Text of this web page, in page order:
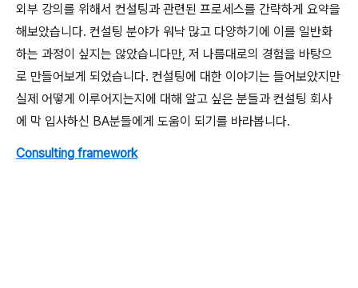
외부 강의를 위해서 컨설팅과 관련된 프로세스를 간략하게 요약을
해보았습니다. 컨설팅 분야가 워낙 많고 다양하기에 이를 일반화
하는 과정이 싶지는 않았습니다만, 저 나름대로의 경험을 바탕으
로 만들어보게 되었습니다. 컨설팅에 대한 이야기는 들어보았지만
실제 어떻게 이루어지는지에 대해 알고 싶은 분들과 컨설팅 회사
에 막 입사하신 BA분들에게 도움이 되기를 바라봅니다.
Consulting framework